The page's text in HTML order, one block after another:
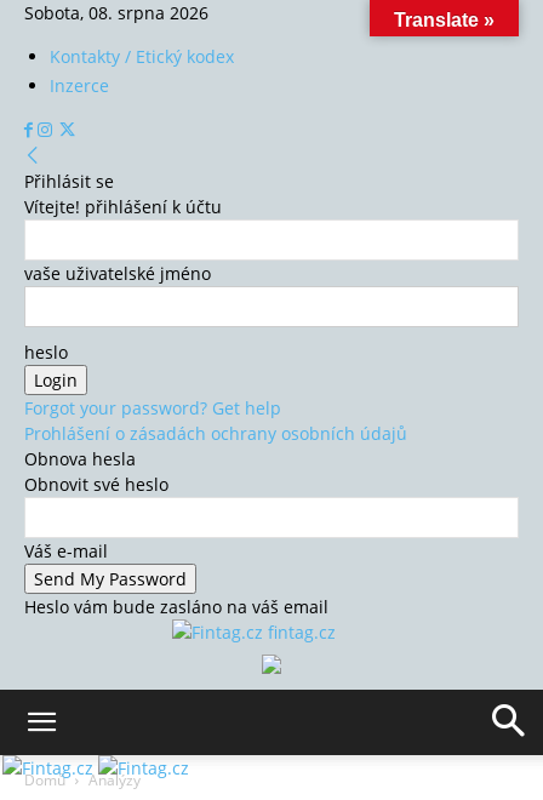
Sobota, 08. srpna 2026
Kontakty / Etický kodex
Inzerce
Přihlásit se
Vítejte! přihlášení k účtu
vaše uživatelské jméno
heslo
Forgot your password? Get help
Prohlášení o zásadách ochrany osobních údajů
Obnova hesla
Obnovit své heslo
Váš e-mail
Heslo vám bude zasláno na váš email
fintag.cz
Domů Analýzy
Translate »